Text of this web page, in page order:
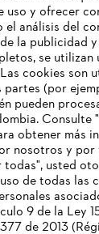
NO ES
uso y ofrecer
el análisis del
la publicidad
se utilizan
cookies son
(por
pueden
Consulte
obtener más
nosotros y
usted
de todas las
9 de la Ley
de 2013